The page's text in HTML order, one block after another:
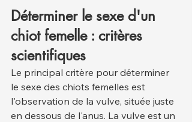
Déterminer le sexe d'un
chiot femelle : critères
scientifiques
Le principal critère pour déterminer
le sexe des chiots femelles est
l'observation de la vulve, située juste
en dessous de l'anus. La vulve est un